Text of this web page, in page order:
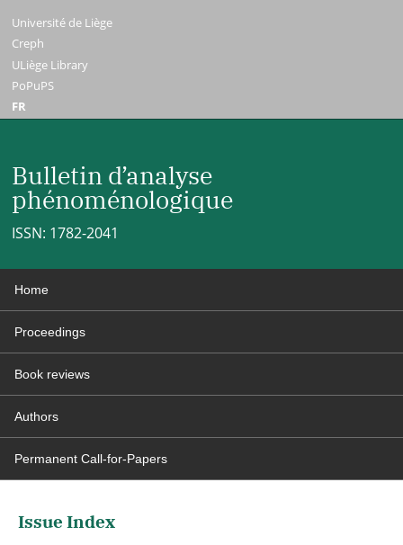
Université de Liège
Creph
ULiège Library
PoPuPS
FR
Bulletin d’analyse
phénoménologique
ISSN: 1782-2041
Home
Proceedings
Book reviews
Authors
Permanent Call-for-Papers
Issue Index